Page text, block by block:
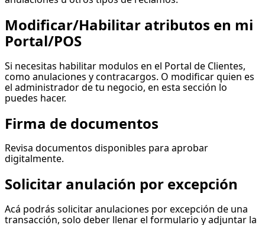
Modificar/Habilitar atributos en mi
Portal/POS
Si necesitas habilitar modulos en el Portal de Clientes,
como anulaciones y contracargos. O modificar quien es
el administrador de tu negocio, en esta sección lo
puedes hacer.
Firma de documentos
Revisa documentos disponibles para aprobar
digitalmente.
Solicitar anulación por excepción
Acá podrás solicitar anulaciones por excepción de una
transacción, solo deber llenar el formulario y adjuntar la